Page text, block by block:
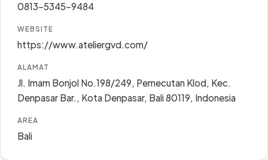
0813-5345-9484
WEBSITE
https://www.ateliergvd.com/
ALAMAT
Jl. Imam Bonjol No.198/249, Pemecutan Klod, Kec.
Denpasar Bar., Kota Denpasar, Bali 80119, Indonesia
AREA
Bali